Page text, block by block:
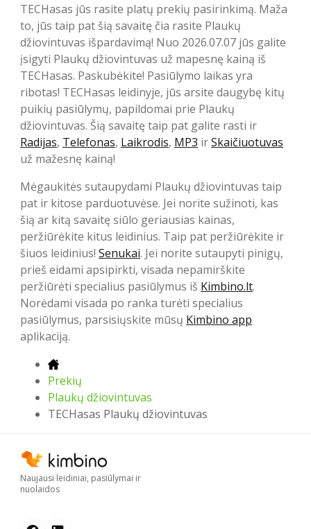
TECHasas jūs rasite platų prekių pasirinkimą. Maža
to, jūs taip pat šią savaitę čia rasite Plaukų
džiovintuvas išpardavimą! Nuo 2026.07.07 jūs galite
įsigyti Plaukų džiovintuvas už mapesnę kainą iš
TECHasas. Paskubėkite! Pasiūlymo laikas yra
ribotas! TECHasas leidinyje, jūs arsite daugybę kitų
puikių pasiūlymų, papildomai prie Plaukų
džiovintuvas. Šią savaitę taip pat galite rasti ir
Radijas, Telefonas, Laikrodis, MP3 irSkaičiuotuvas
už mažesnę kainą!
Mėgaukitės sutaupydami Plaukų džiovintuvas taip
pat ir kitose parduotuvėse. Jei norite sužinoti, kas
šią ar kitą savaitę siūlo geriausias kainas,
peržiūrėkite kitus leidinius. Taip pat peržiūrėkite ir
šiuos leidinius! Senukai. Jei norite sutaupyti pinigų,
prieš eidami apsipirkti, visada nepamirškite
peržiūrėti specialius pasiūlymus iš Kimbino.lt.
Norėdami visada po ranka turėti specialius
pasiūlymus, parsisiųskite mūsų Kimbino app
aplikaciją.
Prekių
Plaukų džiovintuvas
TECHasas Plaukų džiovintuvas
Naujausi leidiniai, pasiūlymai ir
nuolaidos